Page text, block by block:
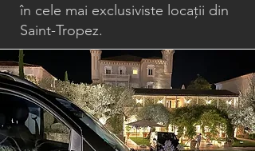
în cele mai exclusiviste locații din
Saint-Tropez.